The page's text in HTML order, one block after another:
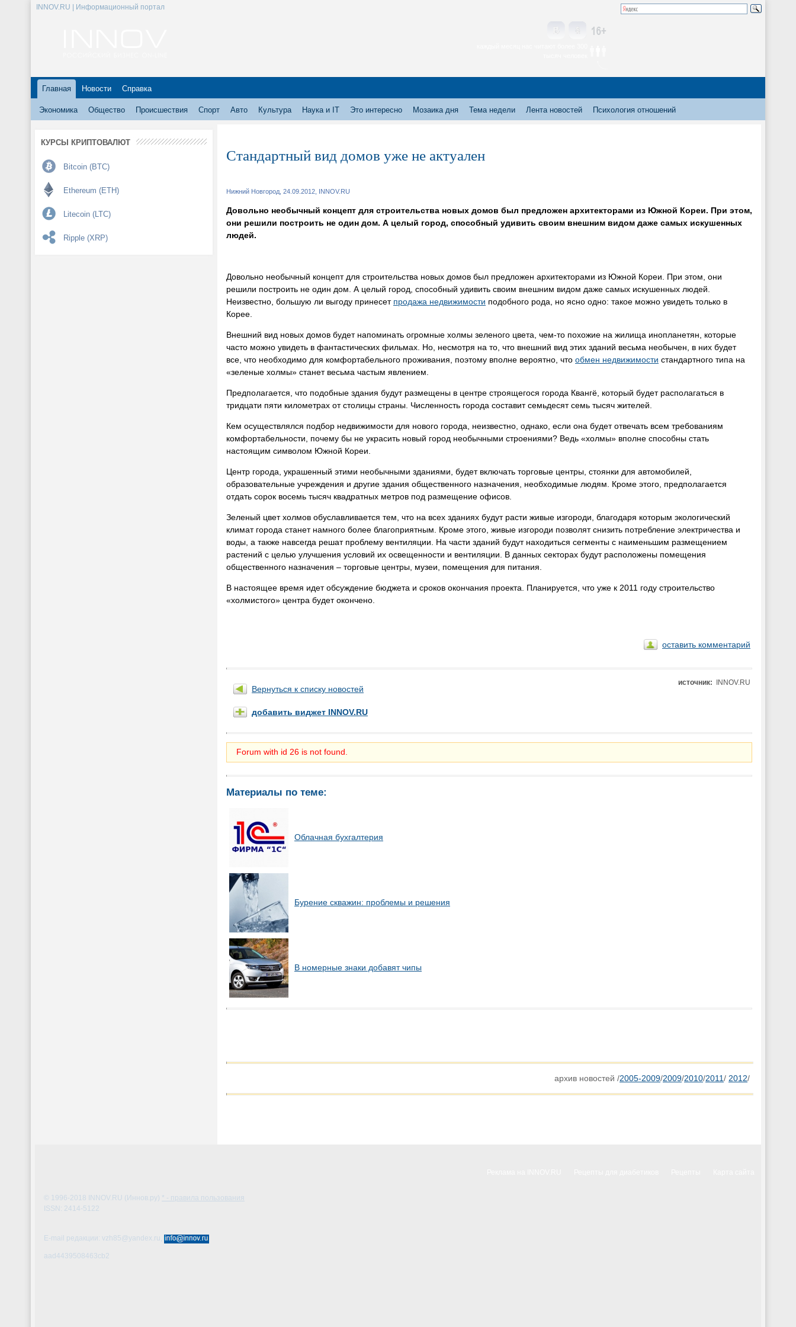
INNOV.RU | Информационный портал
Главная Новости Справка
Экономика Общество Происшествия Спорт Авто Культура Наука и IT Это интересно Мозаика дня Тема недели Лента новостей Психология отношений
КУРСЫ КРИПТОВАЛЮТ
Bitcoin (BTC)
Ethereum (ETH)
Litecoin (LTC)
Ripple (XRP)
Стандартный вид домов уже не актуален
Нижний Новгород, 24.09.2012, INNOV.RU
Довольно необычный концепт для строительства новых домов был предложен архитекторами из Южной Кореи. При этом,
они решили построить не один дом. А целый город, способный удивить своим внешним видом даже самых искушенных
людей.
Довольно необычный концепт для строительства новых домов был предложен архитекторами из Южной Кореи. При этом, они
решили построить не один дом. А целый город, способный удивить своим внешним видом даже самых искушенных людей.
Неизвестно, большую ли выгоду принесет продажа недвижимости подобного рода, но ясно одно: такое можно увидеть только в
Корее.
Внешний вид новых домов будет напоминать огромные холмы зеленого цвета, чем-то похожие на жилища инопланетян, которые
часто можно увидеть в фантастических фильмах. Но, несмотря на то, что внешний вид этих зданий весьма необычен, в них будет
все, что необходимо для комфортабельного проживания, поэтому вполне вероятно, что обмен недвижимости стандартного типа на
«зеленые холмы» станет весьма частым явлением.
Предполагается, что подобные здания будут размещены в центре строящегося города Квангё, который будет располагаться в
тридцати пяти километрах от столицы страны. Численность города составит семьдесят семь тысяч жителей.
Кем осуществлялся подбор недвижимости для нового города, неизвестно, однако, если она будет отвечать всем требованиям
комфортабельности, почему бы не украсить новый город необычными строениями? Ведь «холмы» вполне способны стать
настоящим символом Южной Кореи.
Центр города, украшенный этими необычными зданиями, будет включать торговые центры, стоянки для автомобилей,
образовательные учреждения и другие здания общественного назначения, необходимые людям. Кроме этого, предполагается
отдать сорок восемь тысяч квадратных метров под размещение офисов.
Зеленый цвет холмов обуславливается тем, что на всех зданиях будут расти живые изгороди, благодаря которым экологический
климат города станет намного более благоприятным. Кроме этого, живые изгороди позволят снизить потребление электричества и
воды, а также навсегда решат проблему вентиляции. На части зданий будут находиться сегменты с наименьшим размещением
растений с целью улучшения условий их освещенности и вентиляции. В данных секторах будут расположены помещения
общественного назначения – торговые центры, музеи, помещения для питания.
В настоящее время идет обсуждение бюджета и сроков окончания проекта. Планируется, что уже к 2011 году строительство
«холмистого» центра будет окончено.
оставить комментарий
Вернуться к списку новостей
добавить виджет INNOV.RU
источник: INNOV.RU
Forum with id 26 is not found.
Материалы по теме:
Облачная бухгалтерия
Бурение скважин: проблемы и решения
В номерные знаки добавят чипы
архив новостей /2005-2009/2009/2010/2011/ 2012/
© 1996-2018 INNOV.RU (Иннов.ру) * - правила пользования
ISSN: 2414-5122
E-mail редакции: vzh85@yandex.ru,
aad4439508463cb2